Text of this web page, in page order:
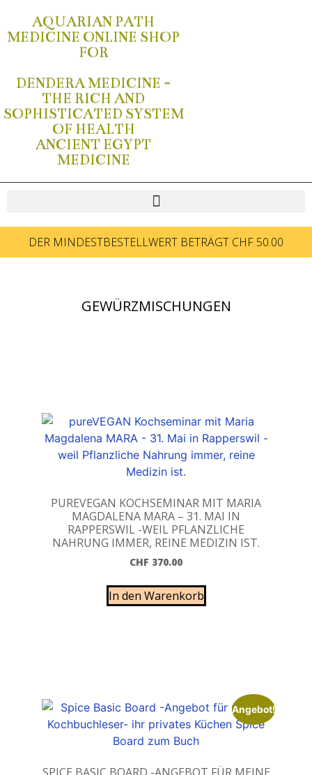
AQUARIAN PATH
MEDICINE ONLINE SHOP
FOR
DENDERA MEDICINE -
THE RICH AND
SOPHISTICATED SYSTEM
OF HEALTH
ANCIENT EGYPT
MEDICINE
DER MINDESTBESTELLWERT BETRÄGT CHF 50.00
GEWÜRZMISCHUNGEN
PUREVEGAN KOCHSEMINAR MIT MARIA
MAGDALENA MARA – 31. MAI IN
RAPPERSWIL -WEIL PFLANZLICHE
NAHRUNG IMMER, REINE MEDIZIN IST.
CHF 370.00
In den Warenkorb
Angebot!